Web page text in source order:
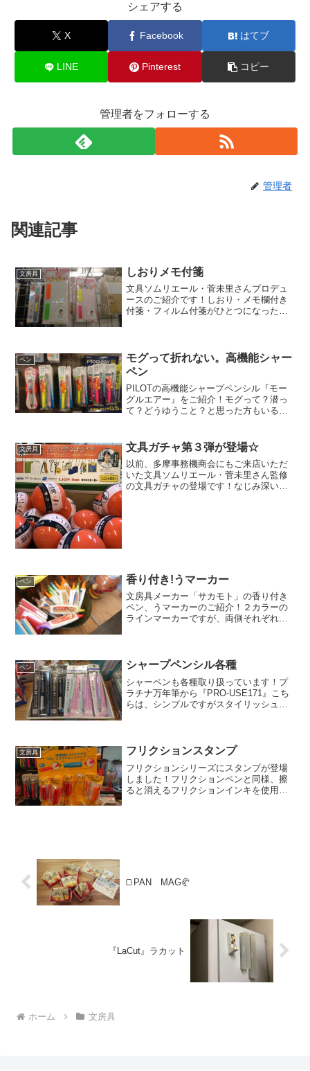
シェアする
X Facebook はてブ
LINE Pinterest コピー
管理者をフォローする
管理者
関連記事
文房具 しおりメモ付箋
文具ソムリエール・菅未里さんプロデュ
ースのご紹介です！しおり・メモ欄付き
付箋・フィルム付箋がひとつになった付
てしまっていることありませ...
ペン
モグって折れない。高機能シャー
ペン
PILOTの高機能シャープペンシル『モー
グルエアー』をご紹介！モグって？潜っ
て？どうゆうこと？と思った方もいるの
ティブサスペンションという機能が搭載
されており...
文房具 文具ガチャ第３弾が登場☆
以前、多摩事務機商会にもご来店いただ
いた文具ソムリエール・菅未里さん監修
の文具ガチャの登場です！なじみ深い文
ペン 香り付き!うマーカー
文房具メーカー「サカモト」の香り付き
ペン、うマーカーのご紹介！２カラーの
ラインマーカーですが、両側それぞれに
きまで…！書いている途中...
ペン シャープペンシル各種
シャーペンも各種取り扱っています！プ
ラチナ万年筆から『PRO-USE171』こち
らは、シンプルですがスタイリッシュな
います！トンボ鉛...
文房具 フリクションスタンプ
フリクションシリーズにスタンプが登場
しました！フリクションペンと同様、擦
ると消えるフリクションインキを使用し
🍞PAN MAG🥐
『LaCut』ラカット
ホーム 文房具